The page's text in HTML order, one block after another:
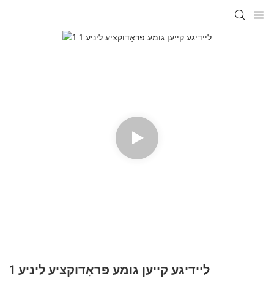
ליידיגע קייען גומע פּראָדוקציע ליניע 1